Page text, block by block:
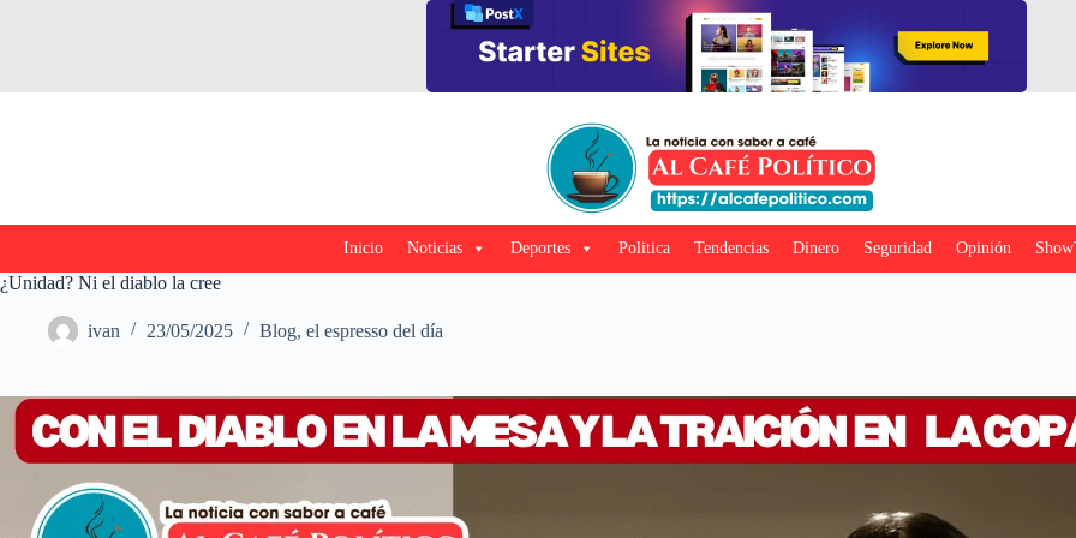
Inicio Noticias Deportes Politica Tendencias Dinero Seguridad Opinión
¿Unidad? Ni el diablo la cree
ivan 23/05/2025 Blog, el espresso del día